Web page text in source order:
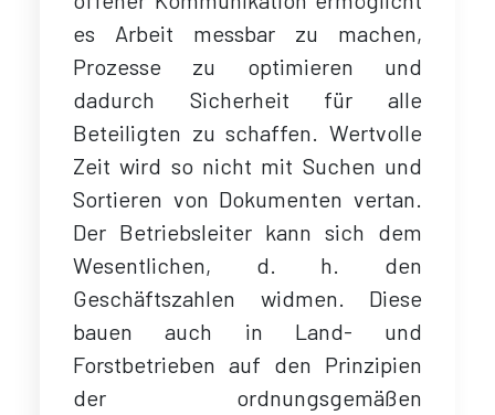
es Arbeit messbar zu machen,
Prozesse zu optimieren und
dadurch Sicherheit für alle
Beteiligten zu schaffen. Wertvolle
Zeit wird so nicht mit Suchen und
Sortieren von Dokumenten vertan.
Der Betriebsleiter kann sich dem
Wesentlichen, d. h. den
Geschäftszahlen widmen. Diese
bauen auch in Land- und
Forstbetrieben auf den Prinzipien
der ordnungsgemäßen